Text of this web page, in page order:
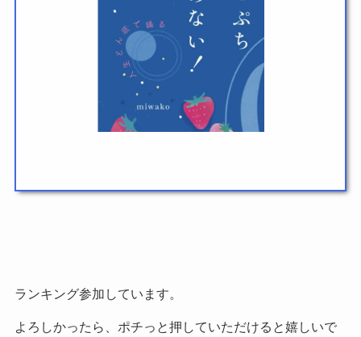
ランキング参加しています。
よろしかったら、ポチっと押していただけると嬉しいで